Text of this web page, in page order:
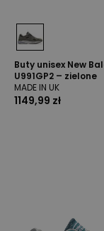
Buty unisex New
U991GP2 – zielone
MADE IN UK
1149,99 zł